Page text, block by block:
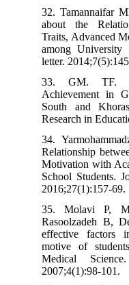
32. Tamannaifar
about the
Traits, Advanced
among
letter.
33. GM. TF.
Achievement in
South and
Research in
34.
Relationship
Motivation with
School Students.
2016;27(1):157-69.
35. Molavi P,
Rasoolzadeh B,
effective
motive of
Medical
2007;4(1):98-101.